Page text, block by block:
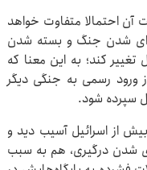
آن احتمالا متفاوت خواهد
شدن جنگ و بسته شدن
کند؛ به این معنا که
ورود رسمی به جنگی دیگر
سپرده شود.
از اسرائیل آسیب دید و
شدن درگیری، هم به سبب